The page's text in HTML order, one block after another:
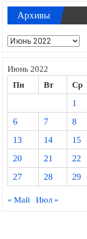
Архивы
Архивы
Пн Вт Ср
1
6
7 8
13
14 15
20
21 22
27
28 29
« Май Июл »